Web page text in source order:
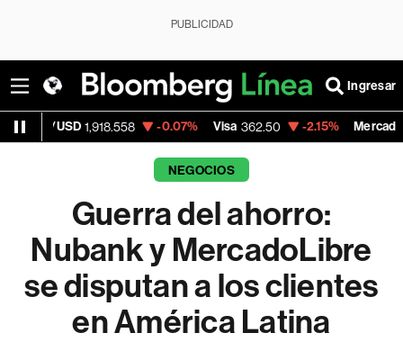
PUBLICIDAD
Ingresar
1,918.558 -0.07% Visa 362.50 -2.15% MercadoLibre
NEGOCIOS
Guerra del ahorro:
Nubank y MercadoLibre
se disputan a los clientes
en América Latina